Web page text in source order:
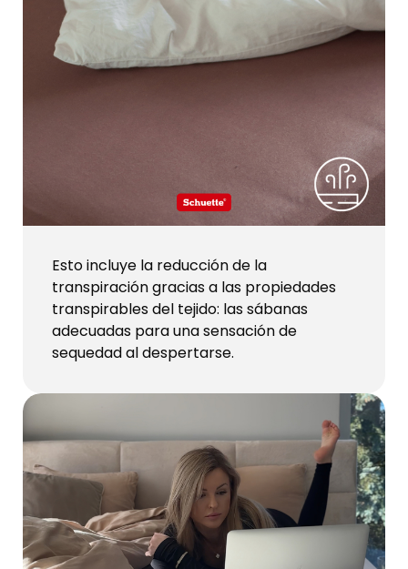
Esto incluye la reducción de la
transpiración gracias a las propiedades
transpirables del tejido: las sábanas
adecuadas para una sensación de
sequedad al despertarse.